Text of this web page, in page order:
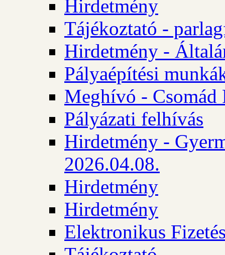
Hirdetmény
Tájékoztató -
Hirdetmény -
Pályaépítési
Meghívó - Csomád
Pályázati felhívás
Hirdetmény -
2026.04.08.
Hirdetmény
Hirdetmény
Elektronikus